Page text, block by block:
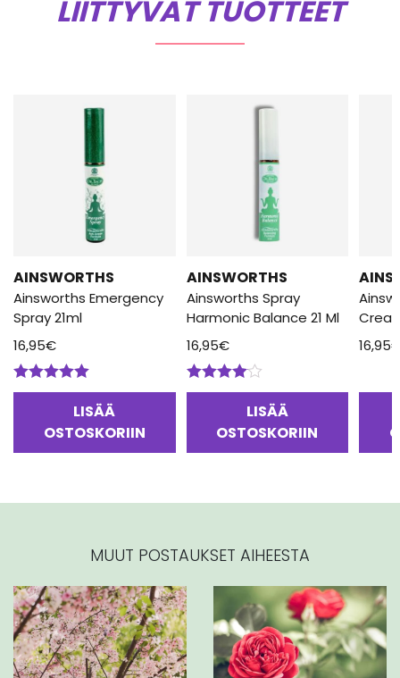
LIITTYVÄT TUOTTEET
AINSWORTHS
Ainsworths Emergency
Spray 21ml
16,95€
Arvostelu
tuotteesta:LISÄÄ
OSTOSKORIIN
AINSWORTHS
Ainsworths Spray
Harmonic Balance 21 Ml
16,95€
Arvostelu
tuotteesta:LISÄÄ
OSTOSKORIIN
16,95
MUUT POSTAUKSET AIHEESTA